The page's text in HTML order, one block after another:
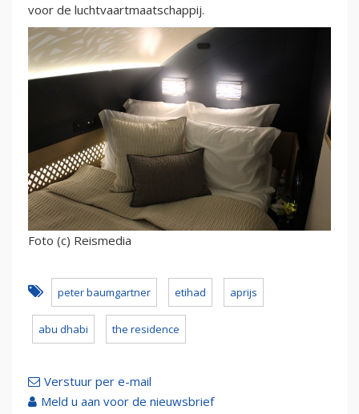
voor de luchtvaartmaatschappij.
Foto (c) Reismedia
peter baumgartner etihad aprijs
abu dhabi the residence
Verstuur per e-mail
Meld u aan voor de nieuwsbrief